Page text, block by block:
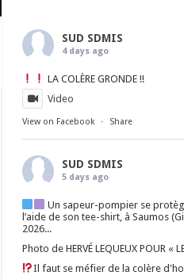
SUD SDMIS
4 days ago
LA COLÈRE GRONDE !!
Video
View on Facebook · Share
SUD SDMIS
5 days ago
Un sapeur-pompier se
l’aide de son tee-shirt, à Saumos
2026...
Photo de HERVÉ LEQUEUX POUR «
Il faut se méfier de la colère